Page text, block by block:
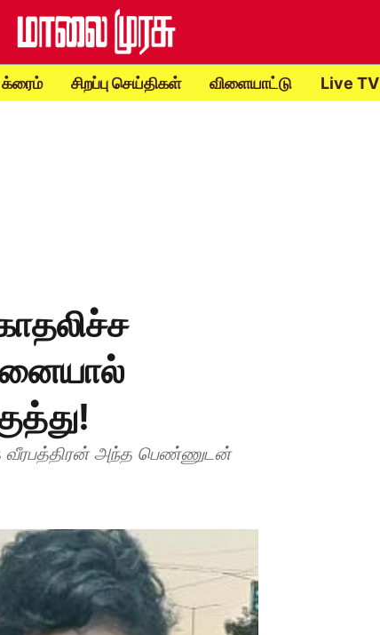
க்ரைம் சிறப்பு செய்திகள் விளையாட்டு Live TV
வீரபத்திரன் அந்த பெண்ணுடன்